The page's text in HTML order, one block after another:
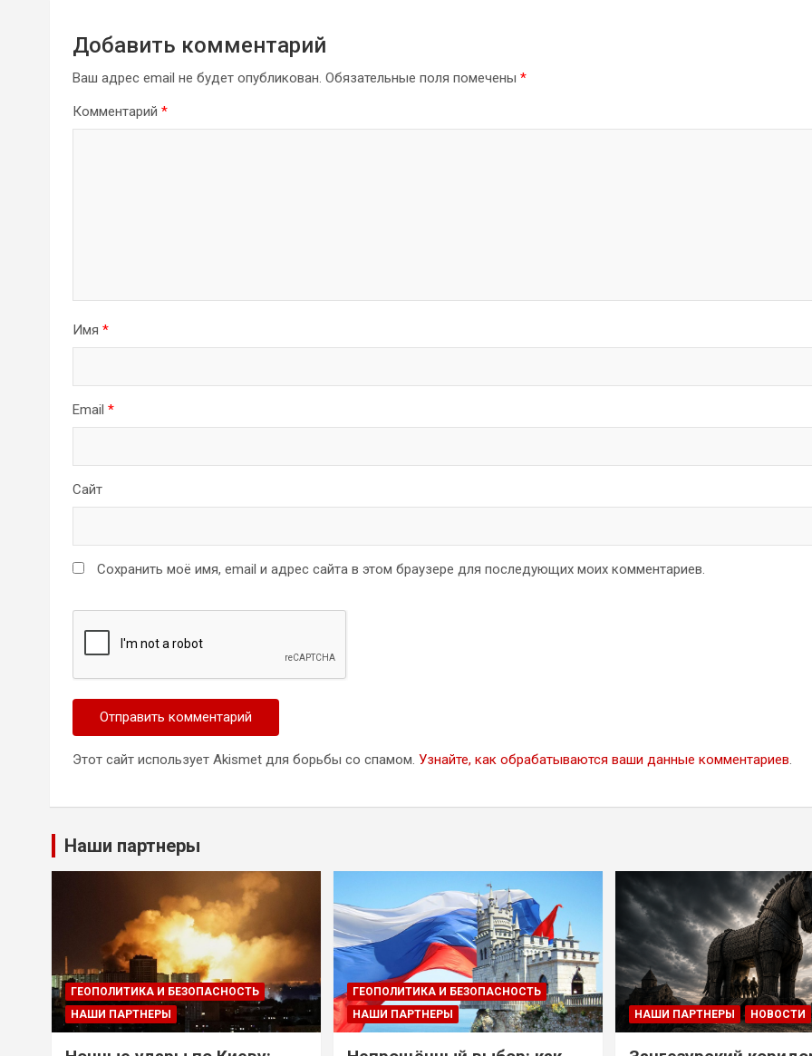
Добавить комментарий
Ваш адрес email не будет опубликован. Обязательные поля помечены *
Комментарий *
Имя *
Email *
Сайт
Сохранить моё имя, email и адрес сайта в этом браузере для последующих моих комментариев.
Этот сайт использует Akismet для борьбы со спамом. Узнайте, как обрабатываются ваши данные комментариев
Наши партнеры
ГЕОПОЛИТИКА И БЕЗОПАСНОСТЬ
НАШИ ПАРТНЕРЫ
ГЕОПОЛИТИКА И БЕЗОПАСНОСТЬ
НАШИ ПАРТНЕРЫ
НАШИ ПАРТНЕРЫ НОВОСТИ